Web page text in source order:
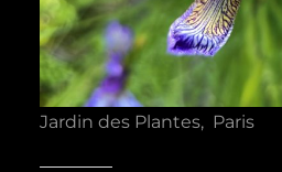
Jardin des Plantes, Paris